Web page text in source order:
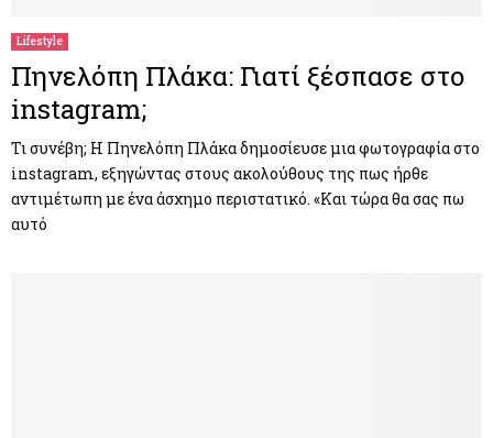
Lifestyle
Πηνελόπη Πλάκα: Γιατί ξέσπασε στο
instagram;
Τι συνέβη; Η Πηνελόπη Πλάκα δημοσίευσε μια φωτογραφία στο
instagram, εξηγώντας στους ακολούθους της πως ήρθε
αντιμέτωπη με ένα άσχημο περιστατικό. «Και τώρα θα σας πω
αυτό